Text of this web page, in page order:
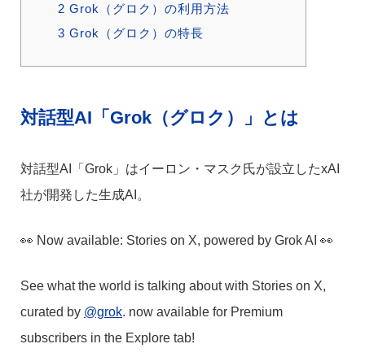
2 Grok（グロク）の利用方法
3 Grok（グロク）の特長
対話型AI「Grok（グロク）」とは
対話型AI「Grok」はイーロン・マスク氏が設立したxAI
社が開発した生成AI。
👀 Now available: Stories on X, powered by Grok AI 👀
See what the world is talking about with Stories on X,
curated by @grok. now available for Premium
subscribers in the Explore tab!